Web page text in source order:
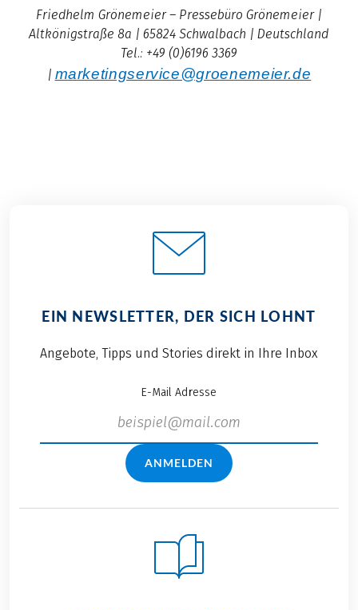
Friedhelm Grönemeier – Pressebüro Grönemeier |
Altkönigstraße 8a | 65824 Schwalbach | Deutschland
Tel.: +49 (0)6196 3369
| marketingservice@groenemeier.de
EIN NEWSLETTER, DER SICH LOHNT
Angebote, Tipps und Stories direkt in Ihre Inbox
E-Mail Adresse
ANMELDEN